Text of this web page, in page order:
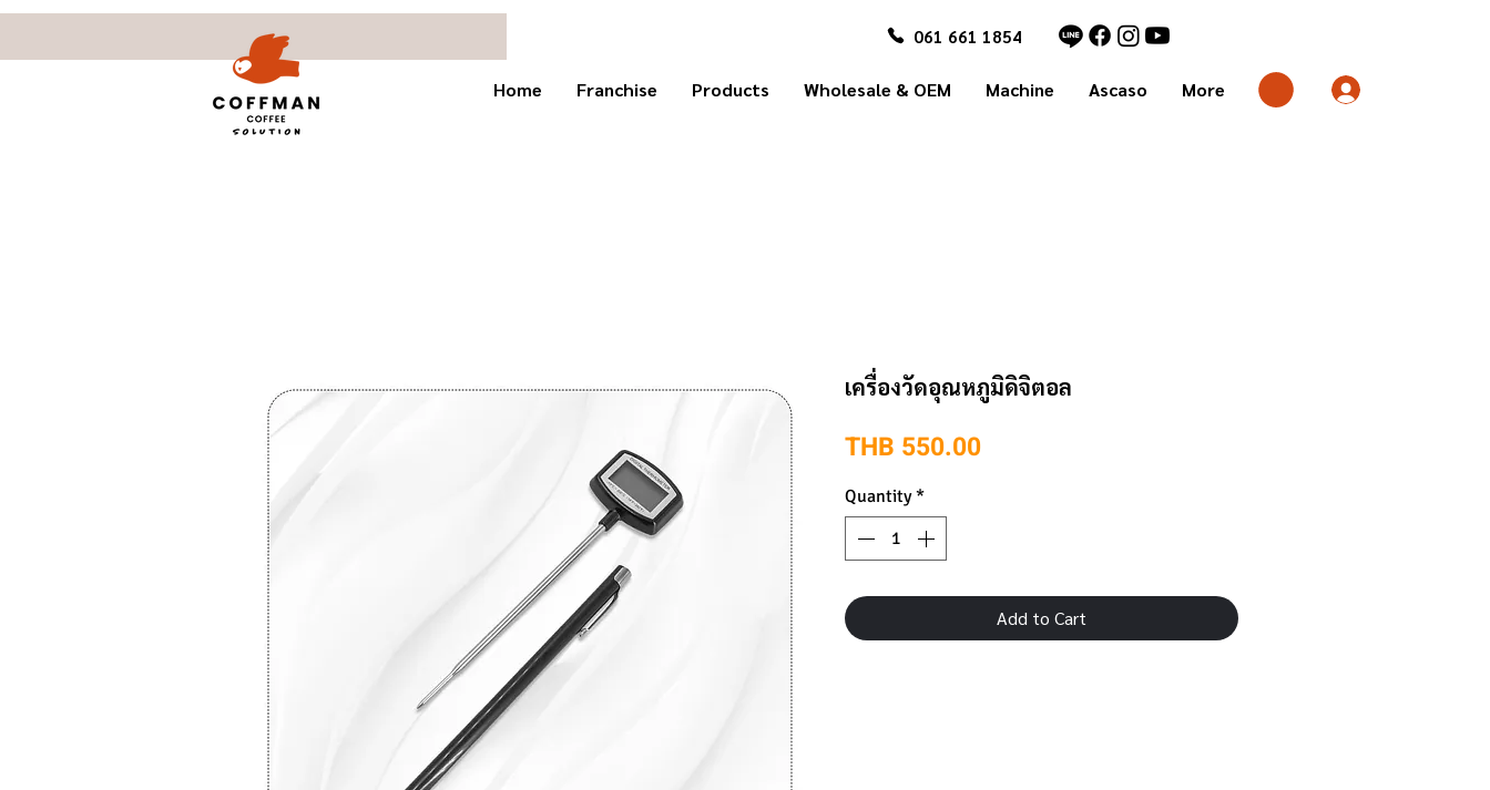
061 661 1854
Home Franchise Products Wholesale & OEM Machine Ascaso More
เครื่องวัดอุณหภูมิดิจิตอล
THB 550.00Price
Quantity *
Add to Cart